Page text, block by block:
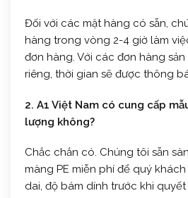
Đối với các mặt hàng có sẵn,
hàng trong vòng 2-4 giờ làm
đơn hàng. Với các đơn hàng
riêng, thời gian sẽ được thông
2. A1 Việt Nam có cung cấp
lượng không?
Chắc chắn có. Chúng tôi sẵn
màng PE miễn phí để quý
dai, độ bám dính trước khi